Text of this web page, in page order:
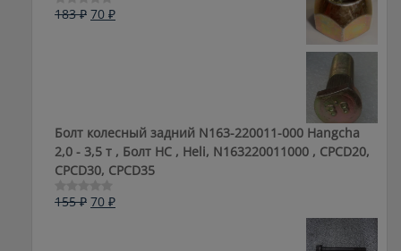
Оценка
183₽ Первоначальная
70 ₽Текущая
Болт колесный задний N163-220011-000 Hangcha
2,0 - 3,5 т , Болт HC , Heli, N163220011000 , CPCD20,
CPCD30, CPCD35
Оценка
155₽ Первоначальная
70 ₽Текущая